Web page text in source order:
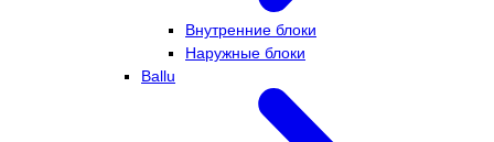
Внутренние блоки
Наружные блоки
Ballu